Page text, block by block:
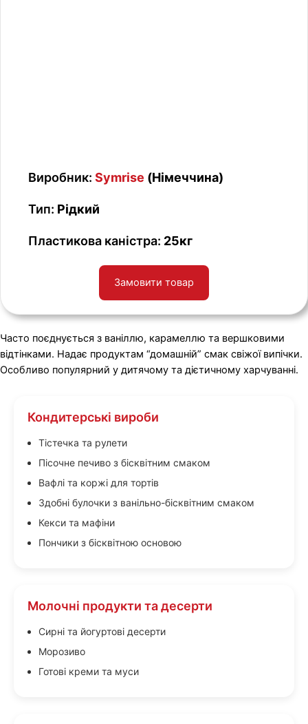
Виробник: Symrise (Німеччина)
Тип: Рідкий
Пластикова каністра: 25кг
Замовити товар
Часто поєднується з ваніллю, карамеллю та вершковими
відтінками. Надає продуктам “домашній” смак свіжої випічки.
Особливо популярний у дитячому та дієтичному харчуванні.
Кондитерські вироби
Тістечка та рулети
Пісочне печиво з бісквітним смаком
Вафлі та коржі для тортів
Здобні булочки з ванільно-бісквітним смаком
Кекси та мафіни
Пончики з бісквітною основою
Молочні продукти та десерти
Сирні та йогуртові десерти
Морозиво
Готові креми та муси